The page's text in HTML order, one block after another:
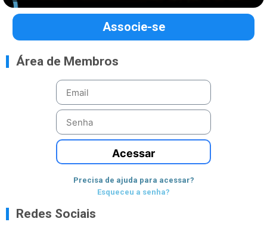
Associe-se
Área de Membros
Acessar
Precisa de ajuda para acessar?
Esqueceu a senha?
Redes Sociais